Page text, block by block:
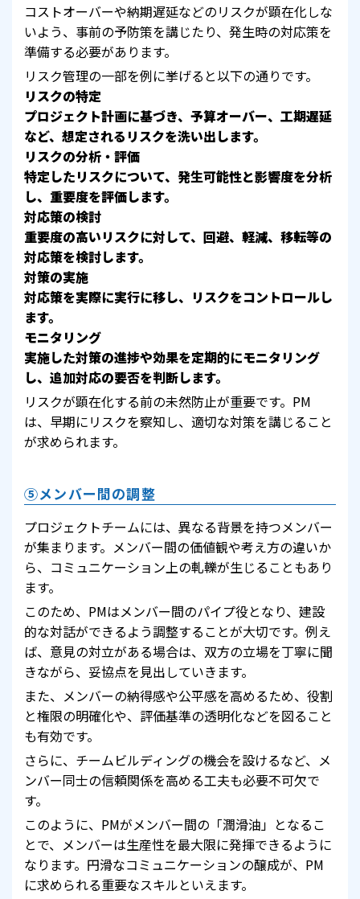
コストオーバーや納期遅延などのリスクが顕在化しな
いよう、事前の予防策を講じたり、発生時の対応策を
準備する必要があります。
リスク管理の一部を例に挙げると以下の通りです。
リスクの特定
プロジェクト計画に基づき、予算オーバー、工期遅延
など、想定されるリスクを洗い出します。
リスクの分析・評価
特定したリスクについて、発生可能性と影響度を分析
し、重要度を評価します。
対応策の検討
重要度の高いリスクに対して、回避、軽減、移転等の
対応策を検討します。
対策の実施
対応策を実際に実行に移し、リスクをコントロールし
ます。
モニタリング
実施した対策の進捗や効果を定期的にモニタリング
し、追加対応の要否を判断します。
リスクが顕在化する前の未然防止が重要です。PM
は、早期にリスクを察知し、適切な対策を講じること
が求められます。
⑤メンバー間の調整
プロジェクトチームには、異なる背景を持つメンバー
が集まります。メンバー間の価値観や考え方の違いか
ら、コミュニケーション上の軋轢が生じることもあり
ます。
このため、PMはメンバー間のパイプ役となり、建設
的な対話ができるよう調整することが大切です。例え
ば、意見の対立がある場合は、双方の立場を丁寧に聞
きながら、妥協点を見出していきます。
また、メンバーの納得感や公平感を高めるため、役割
と権限の明確化や、評価基準の透明化などを図ること
も有効です。
さらに、チームビルディングの機会を設けるなど、メ
ンバー同士の信頼関係を高める工夫も必要不可欠で
す。
このように、PMがメンバー間の「潤滑油」となるこ
とで、メンバーは生産性を最大限に発揮できるように
なります。円滑なコミュニケーションの醸成が、PM
に求められる重要なスキルといえます。